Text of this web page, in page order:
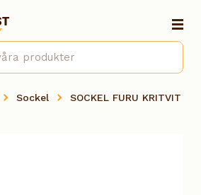
Sockel SOCKEL FURU KRITVIT